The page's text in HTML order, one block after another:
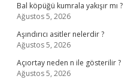
Bal köpüğü kumrala yakışır mı ?
Ağustos 5, 2026
Aşındırıcı asitler nelerdir ?
Ağustos 5, 2026
Açıortay neden n ile gösterilir ?
Ağustos 5, 2026